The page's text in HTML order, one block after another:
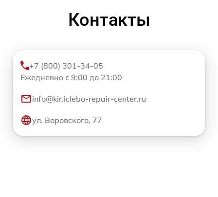
Контакты
+7 (800) 301-34-05
Ежедневно с 9:00 до 21:00
info@kir.iclebo-repair-center.ru
ул. Воровского, 77